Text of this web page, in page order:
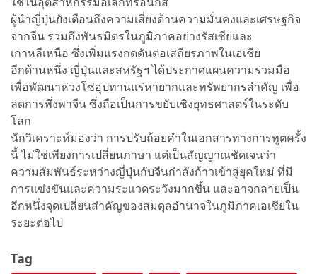
ผู้นำญี่ปุ่นยังเตือนถึงความเสี่ยงด้านความมั่นคงและเศรษฐกิจ
จากจีน รวมถึงพันธมิตรในภูมิภาคอย่างรัสเซียและ
เกาหลีเหนือ ซึ่งเพิ่มแรงกดดันต่อเสถียรภาพในเอเชีย
อีกด้านหนึ่ง ญี่ปุ่นและสหรัฐฯ ได้ประกาศแผนความร่วมมือ
เพื่อพัฒนาห่วงโซ่อุปทานแร่หายากและทรัพยากรสำคัญ เพื่อ
ลดการพึ่งพาจีน ซึ่งถือเป็นการขยับเชิงยุทธศาสตร์ในระดับ
โลก
นักวิเคราะห์มองว่า การปรับถ้อยคำในเอกสารทางการทูตครั้ง
นี้ ไม่ใช่เพียงการเปลี่ยนภาษา แต่เป็นสัญญาณชัดเจนว่า
ความสัมพันธ์ระหว่างญี่ปุ่นกับจีนกำลังก้าวเข้าสู่ยุคใหม่ ที่มี
การแข่งขันและความระแวดระวังมากขึ้น และอาจกลายเป็น
อีกหนึ่งจุดเปลี่ยนสำคัญของสมดุลอำนาจในภูมิภาคเอเชียใน
ระยะต่อไป
Tag